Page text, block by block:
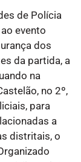
de Polícia
evento
dos
da partida, a
na
no 2º,
para
a
distritais, o